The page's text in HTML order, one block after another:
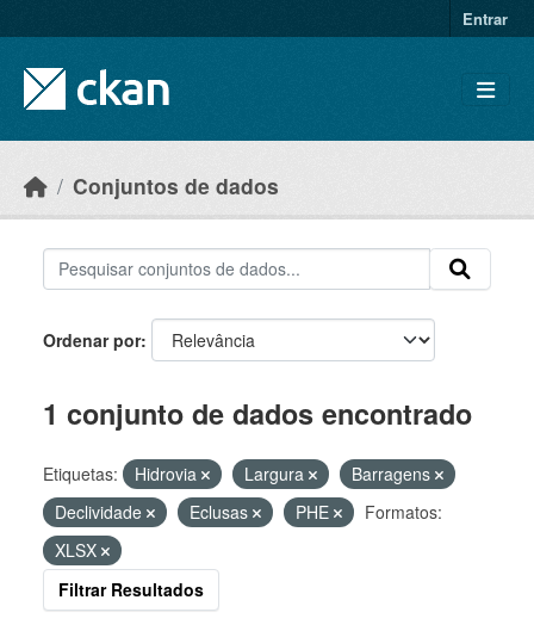
Entrar
Conjuntos de dados
Ordenar por
1 conjunto de dados encontrado
Etiquetas: Hidrovia Largura
Barragens
Declividade
Eclusas PHE
Formatos:
XLSX
Filtrar Resultados